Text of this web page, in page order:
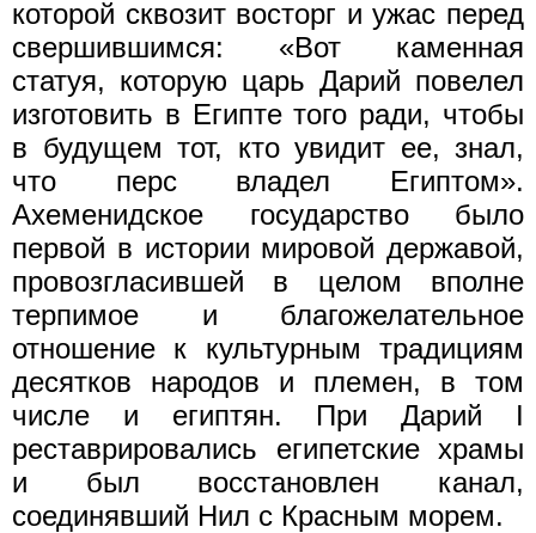
которой сквозит восторг и ужас перед
свершившимся: «Вот каменная
статуя, которую царь Дарий повелел
изготовить в Египте того ради, чтобы
в будущем тот, кто увидит ее, знал,
что перс владел Египтом».
Ахеменидское государство было
первой в истории мировой державой,
провозгласившей в целом вполне
терпимое и благожелательное
отношение к культурным традициям
десятков народов и племен, в том
числе и египтян. При Дарий I
реставрировались египетские храмы
и был восстановлен канал,
соединявший Нил с Красным морем.